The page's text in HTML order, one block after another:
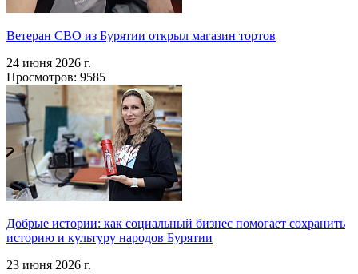
Ветеран СВО из Бурятии открыл магазин тортов
24 июня 2026 г.
Просмотров: 9585
Добрые истории: как социальный бизнес помогает сохранить
историю и культуру народов Бурятии
23 июня 2026 г.